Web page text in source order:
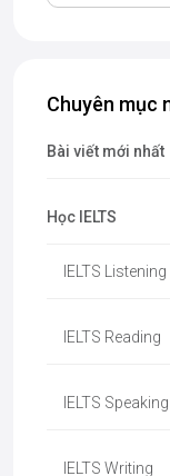
Chuyên mục
Bài viết mới nhất
Học IELTS
IELTS Listening
IELTS Reading
IELTS Speaking
IELTS Writing